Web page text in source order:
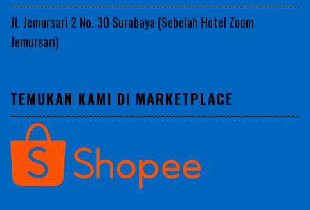
Jl. Jemursari 2 No. 30 Surabaya (Sebelah Hotel Zoom
Jemursari)
TEMUKAN KAMI DI MARKETPLACE